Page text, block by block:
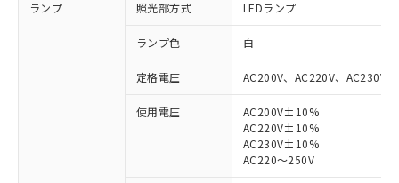
ランプ 照光部方式 LEDランプ
ランプ色 白
定格電圧 AC200V、AC220V、AC230V
使用電圧
AC200V±10%
AC220V±10%
AC230V±10%
AC220～250V
※1 対応状況
対応済み：EU RoHS指令（10物質）の
非含有に対応した製品が提供可能な商品で